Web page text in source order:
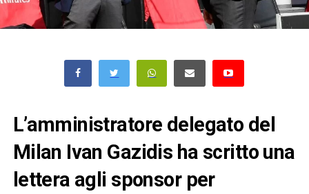
L’amministratore delegato del
Milan Ivan Gazidis ha scritto una
lettera agli sponsor per